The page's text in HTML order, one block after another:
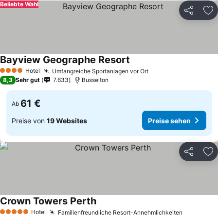
Teilen
Beliebte Wahl
4 Sterne Hotel Umfangreiche Sportanlagen vor Ort
Bayview Geographe Resort
8,3 Sehr gut 7.633 Busselton
Ab 61 €
Preise von 19 Websites Preise sehen
Teilen
5 Sterne Hotel Familienfreundliche Resort-Annehmlichkeiten
Crown Towers Perth